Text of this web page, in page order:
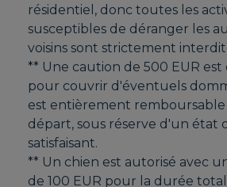
résidentiel, donc toutes les
susceptibles de déranger les
voisins sont strictement
** Une caution de 500 EUR
pour couvrir d'éventuels
est entièrement remboursable
départ, sous réserve d'un état
satisfaisant.
** Un chien est autorisé avec
de 100 EUR pour la durée